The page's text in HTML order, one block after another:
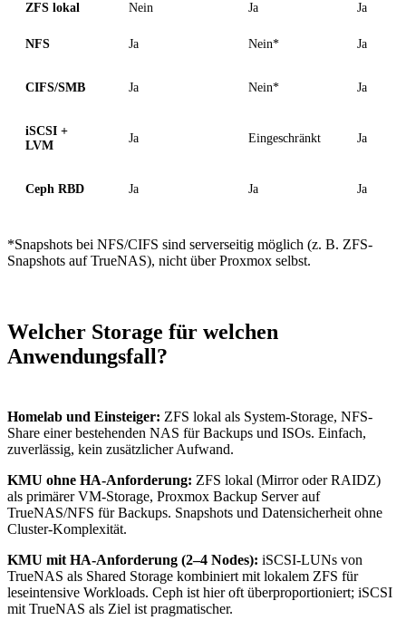
ZFS lokal Nein Ja Ja
NFS Ja Nein* Ja
CIFS/SMB Ja Nein* Ja
iSCSI +
LVM
Ja Eingeschränkt Ja
Ceph RBD Ja Ja Ja
*Snapshots bei NFS/CIFS sind serverseitig möglich (z. B. ZFS-
Snapshots auf TrueNAS), nicht über Proxmox selbst.
Welcher Storage für welchen
Anwendungsfall?
Homelab und Einsteiger: ZFS lokal als System-Storage, NFS-
Share einer bestehenden NAS für Backups und ISOs. Einfach,
zuverlässig, kein zusätzlicher Aufwand.
KMU ohne HA-Anforderung: ZFS lokal (Mirror oder RAIDZ)
als primärer VM-Storage, Proxmox Backup Server auf
TrueNAS/NFS für Backups. Snapshots und Datensicherheit ohne
Cluster-Komplexität.
KMU mit HA-Anforderung (2–4 Nodes): iSCSI-LUNs von
TrueNAS als Shared Storage kombiniert mit lokalem ZFS für
leseintensive Workloads. Ceph ist hier oft überproportioniert; iSCSI
mit TrueNAS als Ziel ist pragmatischer.